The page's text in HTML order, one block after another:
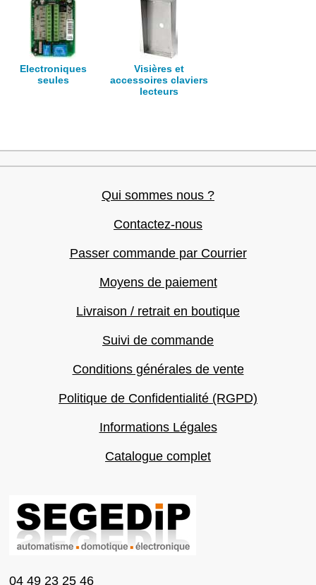
Electroniques
seules
Visières et
accessoires claviers
lecteurs
Qui sommes nous ?
Contactez-nous
Passer commande par Courrier
Moyens de paiement
Livraison / retrait en boutique
Suivi de commande
Conditions générales de vente
Politique de Confidentialité (RGPD)
Informations Légales
Catalogue complet
04 49 23 25 46